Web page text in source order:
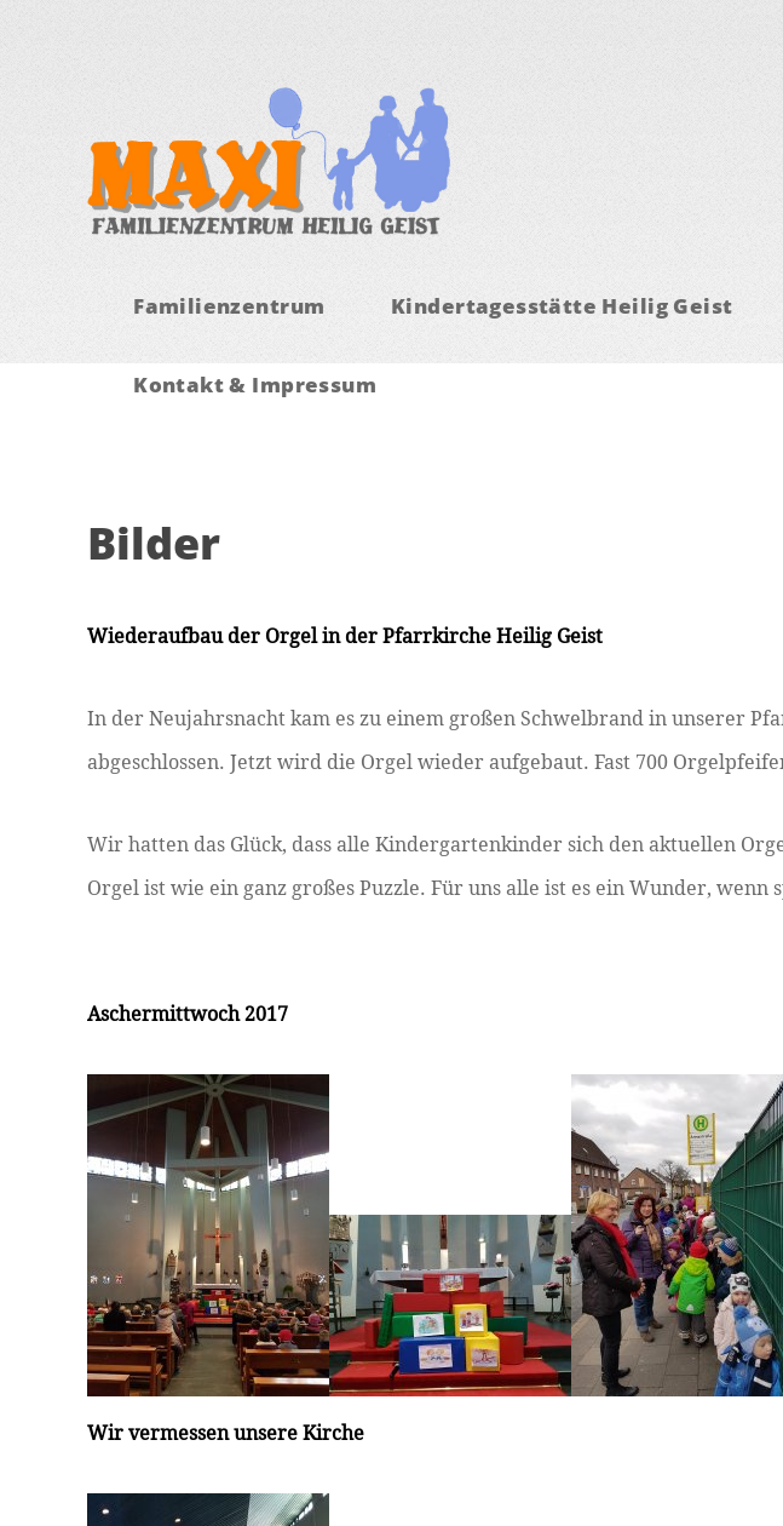
Familienzentrum Kindertagesstätte Heilig Geist
Kontakt & Impressum
Bilder
Wiederaufbau der Orgel in der Pfarrkirche Heilig Geist
In der Neujahrsnacht kam es zu einem großen Schwelbrand in unserer
abgeschlossen. Jetzt wird die Orgel wieder aufgebaut. Fast 700
Wir hatten das Glück, dass alle Kindergartenkinder sich den aktuellen
Orgel ist wie ein ganz großes Puzzle. Für uns alle ist es ein Wunder,
Aschermittwoch 2017
Wir vermessen unsere Kirche